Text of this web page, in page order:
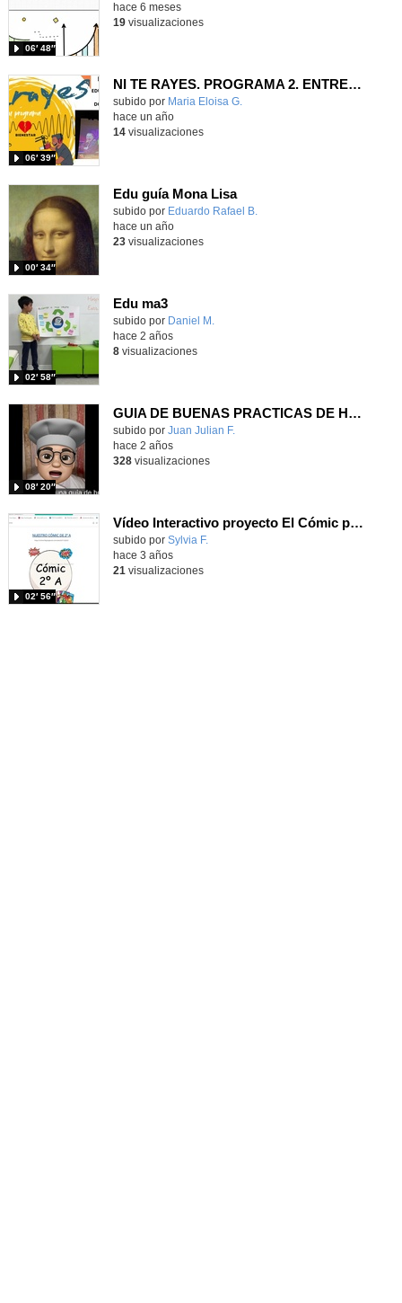
06′ 48″
hace 6 meses
19visualizaciones
NI TE RAYES. PROGRAMA 2. ENTREVISTA A EDU LUCKY Y JOSETE SHOW DOSCAPACITADOS
Contenido educativo.
subido por Maria Eloisa G.
06′ 39″
hace un año
14visualizaciones
Edu guía Mona Lisa
Contenido educativo.
subido por Eduardo Rafael B.
00′ 34″
hace un año
23visualizaciones
Edu ma3
Contenido educativo.
subido por Daniel M.
02′ 58″
hace 2 años
8visualizaciones
GUIA DE BUENAS PRACTICAS DE HIGIENE
Contenido educativo.
subido por Juan Julian F.
08′ 20″
hace 2 años
328visualizaciones
Vídeo Interactivo proyecto El Cómic para la clase de 2º
Contenido educativo.
subido por Sylvia F.
02′ 56″
hace 3 años
21 visualizaciones